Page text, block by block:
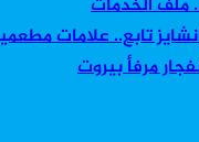
ملف الخدمات
تابع.. علامات
مرفأ بيروت